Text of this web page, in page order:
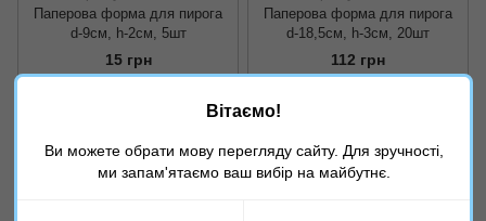
Паперова форма для пирога
d-9см, h-2см, 5шт
15 грн
Паперова форма для пирога
d-18,5см, h-3см, 20шт
112 грн
Вітаємо!
Ви можете обрати мову перегляду сайту. Для зручності,
ми запам'ятаємо ваш вибір на майбутнє.